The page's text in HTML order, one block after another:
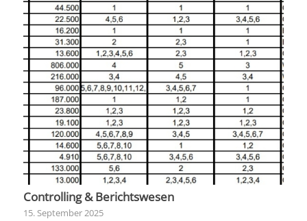
Controlling & Berichtswesen
15. September 2025